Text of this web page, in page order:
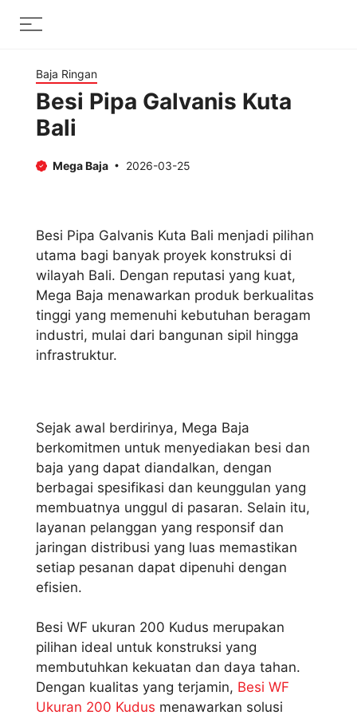
Menu
Baja Ringan
Besi Pipa Galvanis Kuta
Bali
Mega Baja 2026-03-25
Besi Pipa Galvanis Kuta Bali menjadi pilihan
utama bagi banyak proyek konstruksi di
wilayah Bali. Dengan reputasi yang kuat,
Mega Baja menawarkan produk berkualitas
tinggi yang memenuhi kebutuhan beragam
industri, mulai dari bangunan sipil hingga
infrastruktur.
Sejak awal berdirinya, Mega Baja
berkomitmen untuk menyediakan besi dan
baja yang dapat diandalkan, dengan
berbagai spesifikasi dan keunggulan yang
membuatnya unggul di pasaran. Selain itu,
layanan pelanggan yang responsif dan
jaringan distribusi yang luas memastikan
setiap pesanan dapat dipenuhi dengan
efisien.
Besi WF ukuran 200 Kudus merupakan
pilihan ideal untuk konstruksi yang
membutuhkan kekuatan dan daya tahan.
Dengan kualitas yang terjamin, Besi WF
Ukuran 200 Kudus menawarkan solusi